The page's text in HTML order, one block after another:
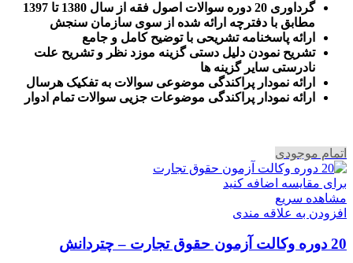
گرداوری 20 دوره سوالات اصول فقه از سال 1380 تا 1397
مطابق با دفترچه ارائه شده از سوی سازمان سنجش
ارائه پاسخنامه تشریحی با توضیح کامل و جامع
تشریح نمودن دلیل دستی گزینه موزد نظر و تشریح علت
نادرستی سایر گزینه ها
ارائه نمودار پراکندگی موضوعی سوالات به تفکیک هرسال
رائه نمودار پراکندگی موضوعات جزیی سوالات تمام ادوار
اتمام موجودی
برای مقایسه اضافه کنید
مشاهده سریع
افزودن به علاقه مندی
20 دوره وکالت آزمون حقوق تجارت – چتردانش